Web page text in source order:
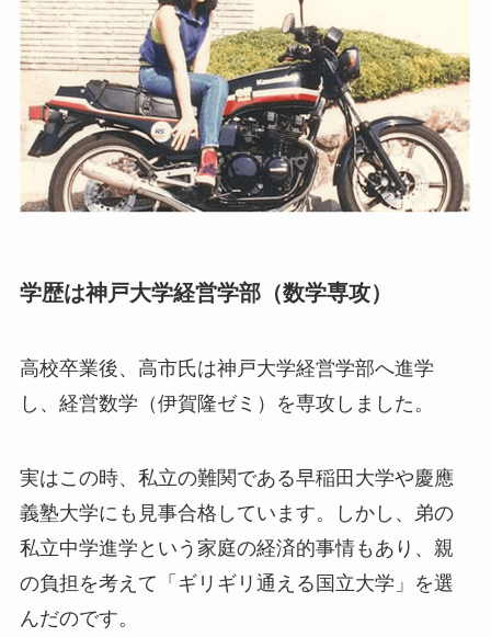
学歴は神戸大学経営学部（数学専攻）
高校卒業後、高市氏は神戸大学経営学部へ進学
し、経営数学（伊賀隆ゼミ）を専攻しました。
実はこの時、私立の難関である早稲田大学や慶應
義塾大学にも見事合格しています。しかし、弟の
私立中学進学という家庭の経済的事情もあり、親
の負担を考えて「ギリギリ通える国立大学」を選
んだのです。